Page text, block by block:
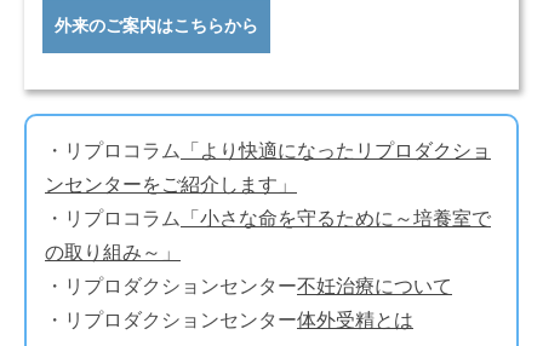
外来のご案内はこちらから
・リプロコラム
「より快適になったリプロダクショ
ンセンターをご紹介します」
・リプロコラム
「小さな命を守るために～培養室で
の取り組み～」
・リプロダクションセンター不妊治療について
・リプロダクションセンター体外受精とは